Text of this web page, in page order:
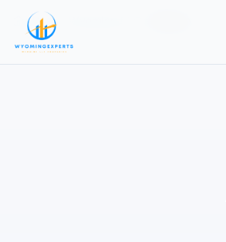
Home